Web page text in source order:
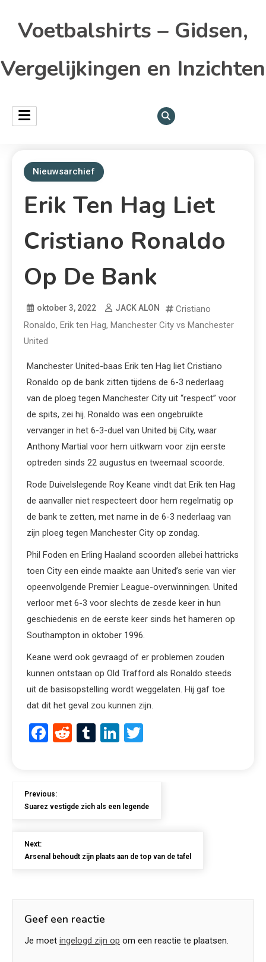
Voetbalshirts – Gidsen,
Vergelijkingen en Inzichten
Nieuwsarchief
Erik Ten Hag Liet
Cristiano Ronaldo
Op De Bank
oktober 3, 2022 JACK ALON
Cristiano
Ronaldo, Erik ten Hag, Manchester City vs Manchester
United
Manchester United-baas Erik ten Hag liet Cristiano
Ronaldo op de bank zitten tijdens de 6-3 nederlaag
van de ploeg tegen Manchester City uit “respect” voor
de spits, zei hij. Ronaldo was een ongebruikte
vervanger in het 6-3-duel van United bij City, waar
Anthony Martial voor hem uitkwam voor zijn eerste
optreden sinds 22 augustus en tweemaal scoorde.
Rode Duivelslegende Roy Keane vindt dat Erik ten Hag
de aanvaller niet respecteert door hem regelmatig op
de bank te zetten, met name in de 6-3 nederlaag van
zijn ploeg tegen Manchester City op zondag.
Phil Foden en Erling Haaland scoorden allebei hattricks
toen City een einde maakte aan United’s serie van vier
opeenvolgende Premier League-overwinningen. United
verloor met 6-3 voor slechts de zesde keer in hun
geschiedenis en de eerste keer sinds het hameren op
Southampton in oktober 1996.
Keane werd ook gevraagd of er problemen zouden
kunnen ontstaan op Old Trafford als Ronaldo steeds
uit de basisopstelling wordt weggelaten. Hij gaf toe
dat dit het geval zou kunnen zijn.
Facebook
RedditTumblrLinkedIn
Previous:
Suarez vestigde zich als een legende
Next:
Arsenal behoudt zijn plaats aan de top van de tafel
Geef een reactie
Je moet ingelogd zijn op om een reactie te plaatsen.